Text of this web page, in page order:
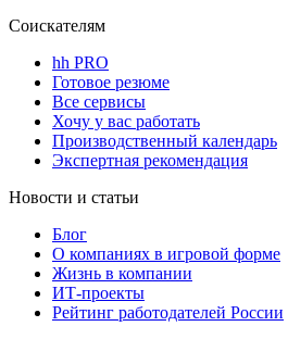
Соискателям
hh PRO
Готовое резюме
Все сервисы
Хочу у вас работать
Производственный календарь
Экспертная рекомендация
Новости и статьи
Блог
О компаниях в игровой форме
Жизнь в компании
ИТ-проекты
Рейтинг работодателей России